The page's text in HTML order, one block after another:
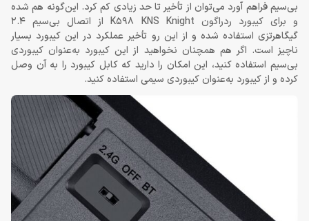
بی‌سیم فراهم آورد می‌توان از تأخیر تا حد زیادی کم کرد. این‌گونه هم شده
و برای کیبورد ردراگون K598 KNS Knight از اتصال بی‌سیم 2.4
گیگاهرتزی استفاده شده و از این رو تأخیر عملکرد در این کیبورد بسیار
ناچیز است. اگر هم همچنان نخواهید از این کیبورد به‌عنوان کیبوردی
بی‌سیم استفاده کنید، این امکان را دارید که کابل کیبورد را به آن وصل
کرده و از کیبورد به‌عنوان کیبوردی سیمی استفاده کنید.